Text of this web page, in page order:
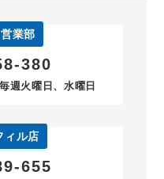
業部
380
週火曜日、水曜日
ィル店
655